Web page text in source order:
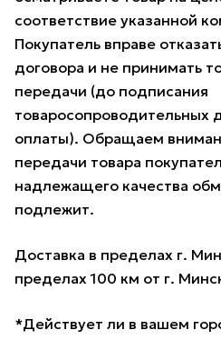
соответствие указанной
Покупатель вправе
договора и не принимать
передачи (до подписания
товаросопроводительных
оплаты). Обращаем
передачи товара
надлежащего качества
подлежит.
Доставка в пределах г.
пределах 100 км от г.
*Действует ли в вашем